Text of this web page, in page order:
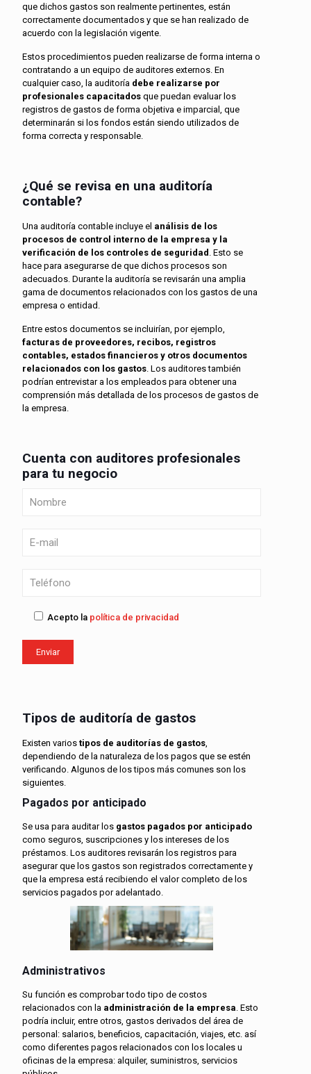
que dichos gastos son realmente pertinentes, están
correctamente documentados y que se han realizado de
acuerdo con la legislación vigente.
Estos procedimientos pueden realizarse de forma interna o
contratando a un equipo de auditores externos. En
cualquier caso, la auditoría debe realizarse por
profesionales capacitadosque puedan evaluar los
registros de gastos de forma objetiva e imparcial, que
determinarán si los fondos están siendo utilizados de
forma correcta y responsable.
¿Qué se revisa en una auditoría
contable?
Una auditoría contable incluye el análisis de los
procesos de control interno de la empresa y la
verificación de los controles de seguridad . Esto se
hace para asegurarse de que dichos procesos son
adecuados. Durante la auditoría se revisarán una amplia
gama de documentos relacionados con los gastos de una
empresa o entidad.
Entre estos documentos se incluirían, por ejemplo,
facturas de proveedores, recibos, registros
contables, estados financieros y otros documentos
relacionados con los gastos. Los auditores también
podrían entrevistar a los empleados para obtener una
comprensión más detallada de los procesos de gastos de
la empresa.
Cuenta con auditores profesionales
para tu negocio
Acepto la política de privacidad
Tipos de auditoría de gastos
Existen variostipos de auditorías de gastos,
dependiendo de la naturaleza de los pagos que se estén
verificando. Algunos de los tipos más comunes son los
siguientes.
Pagados por anticipado
Se usa para auditar los gastos pagados por anticipado
como seguros, suscripciones y los intereses de los
préstamos. Los auditores revisarán los registros para
asegurar que los gastos son registrados correctamente y
que la empresa está recibiendo el valor completo de los
servicios pagados por adelantado.
Administrativos
Su función es comprobar todo tipo de costos
relacionados con la administración de la empresa. Esto
podría incluir, entre otros, gastos derivados del área de
personal: salarios, beneficios, capacitación, viajes, etc. así
como diferentes pagos relacionados con los locales u
oficinas de la empresa: alquiler, suministros, servicios